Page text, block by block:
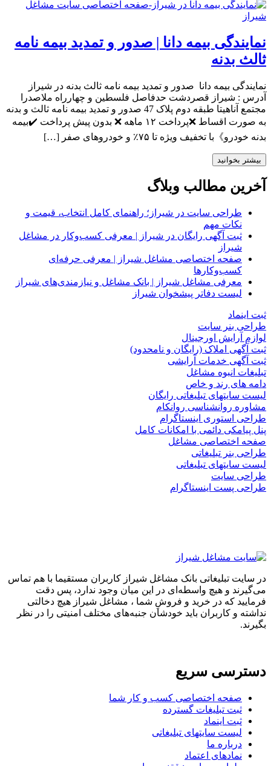
نمایندگی بیمه دانا | صدور و تمدید بیمه نامه
ثالث بدنه
نمایندگی بیمه دانا صدور و تمدید بیمه نامه ثالث بدنه در شیراز
آدرس : شیراز قصردشت حدفاصل فلسطین و چهارراه ملاصدرا
مجتمع آناهیتا طبقه دوم پلاک 47 صدور و تمدید بیمه نامه ثالث و بدنه
به صورت اقساط ❌پرداخت ۱۲ ماهه ❌ بدون پیش پرداخت ✔️بیمه
بدنه خودرو》با تخفیف ویژه تا ۷۵٪ و خودروهای صفر […]
بیشتر بخوانید
آخرین مطالب وبلاگ
طراحی سایت در شیراز؛ راهنمای کامل انتخاب، قیمت و
نکات مهم
ثبت آگهی رایگان در شیراز | معرفی کسب‌وکار در مشاغل
شیراز
صفحه اختصاصی مشاغل شیراز | معرفی حرفه‌ای
کسب‌وکارها
معرفی مشاغل شیراز | بانک مشاغل و نیازمندی‌های شیراز
لیست دفاتر پیشخوان شیراز
ثبت اینماد
طراحی بنر سایت
لوازم آرایش اورجینال
ثبت آگهی املاک (رایگان و نامحدود)
ثبت آگهی خدمات آرایشی
تبلیغات انبوه مشاغل
دامه های رند و خاص
لیست سایتهای تبلیغاتی رایگان
مشاوره روانشناسی روانکام
طراحی استوری اینستاگرام
پنل پیامکی دائمی با امکانات کامل
صفحه اختصاصی مشاغل
طراحی بنر تبلیغاتی
لیست سایتهای تبلیغاتی
طراحی سایت
طراحی پست اینستاگرام
در سایت تبلیغاتی بانک مشاغل شیراز کاربران مستقیما با هم تماس
می‌گیرند و هیچ واسطه‌ای در این میان وجود ندارد، پس دقت
فرمایید که در خرید و فروشِ شما ، مشاغل شیراز هیچ دخالتی
نداشته و کاربران باید خودشان جنبه‌های مختلف امنیتی را در نظر
بگیرند.
دسترسی سریع
صفحه اختصاصی کسب و کار شما
ثبت تبلیغات گسترده
ثبت اینماد
لیست سایتهای تبلیغاتی
درباره ما
نمادهای اعتماد